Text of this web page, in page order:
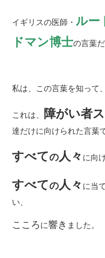
イギリスの医師・ ルー
ドマン博士の言葉
私は、この言葉を知って、
これは、 障がい者
達だけに向けられた言葉
すべての人々 に向
すべての人々 に当
い、
こころに響き ました。